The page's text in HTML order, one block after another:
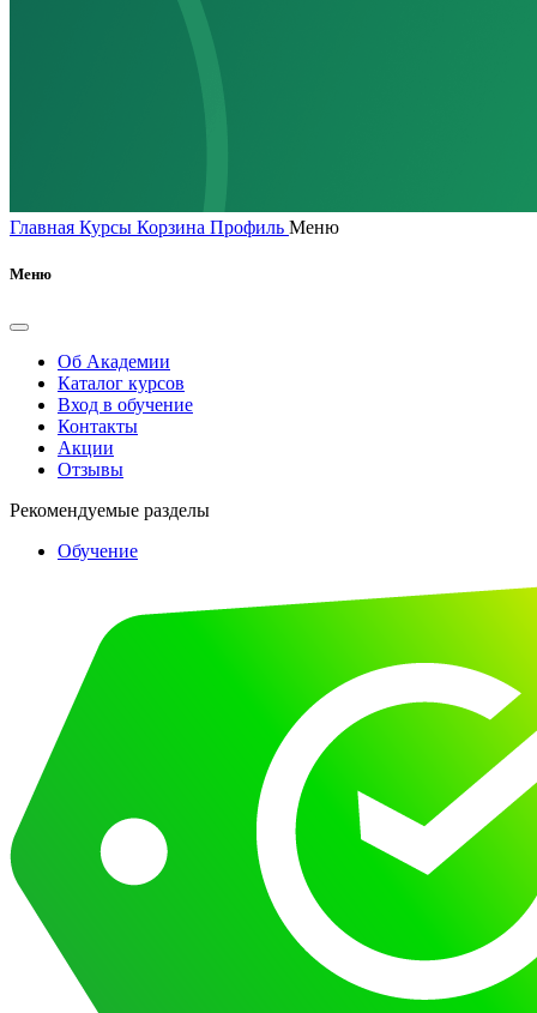
Главная Курсы Корзина Профиль Меню
Меню
Об Академии
Каталог курсов
Вход в обучение
Контакты
Акции
Отзывы
Рекомендуемые разделы
Обучение